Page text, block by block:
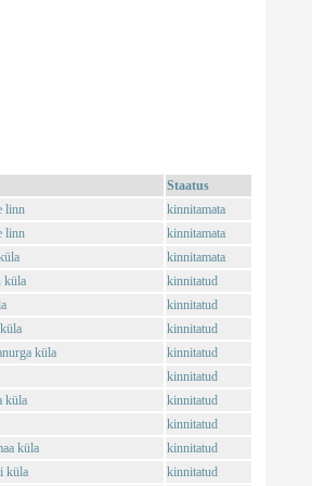
Staatus
linn
kinnitamata
linn
kinnitamata
kinnitamata
küla
kinnitatud
kinnitatud
kinnitatud
küla
kinnitatud
kinnitatud
küla
kinnitatud
kinnitatud
küla
kinnitatud
küla
kinnitatud